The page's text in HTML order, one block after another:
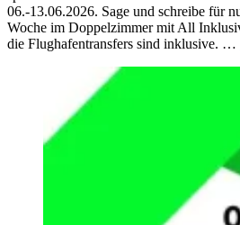
06.-13.06.2026. Sage und schreibe für
Woche im Doppelzimmer mit All
die Flughafentransfers sind inklusive. …